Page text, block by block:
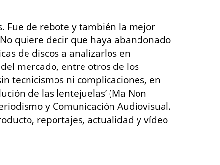
Fue de rebote y también la mejor
quiere decir que haya abandonado
de discos a analizarlos en
mercado, entre otros de los
tecnicismos ni complicaciones, en
de las lentejuelas’ (Ma Non
y Comunicación Audiovisual.
reportajes, actualidad y vídeo